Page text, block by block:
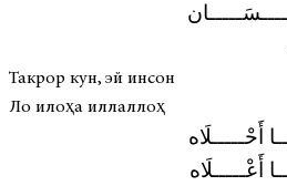
Такрор кун, эй инсон
Ло илоҳа иллаллоҳ
أَحْـــــلَاه
أَعْـــــلَاه